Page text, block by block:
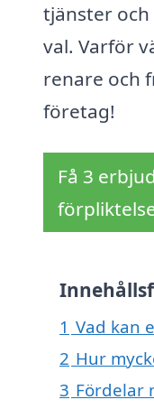
tjänster
val. Varför
renare och
företag!
Få 3
1 Vad kan
2 Hur
3 Fördelar